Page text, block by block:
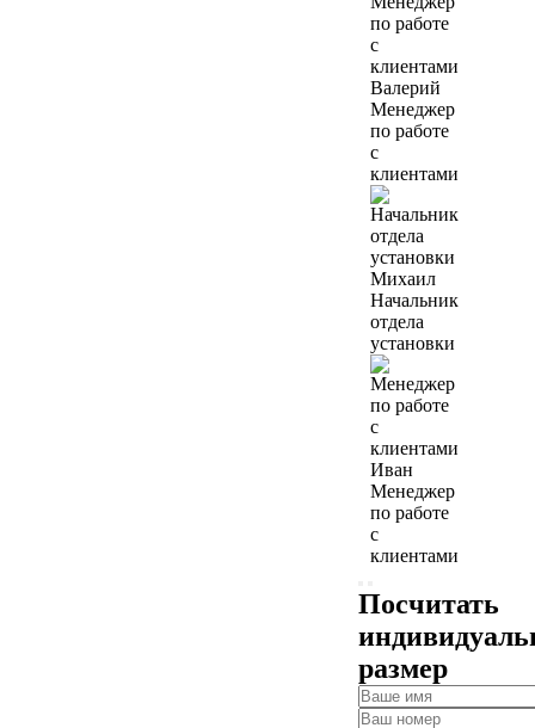
Валерий
Менеджер
по работе
с
клиентами
Михаил
Начальник
отдела
установки
Иван
Менеджер
по работе
с
клиентами
Посчитать
размер